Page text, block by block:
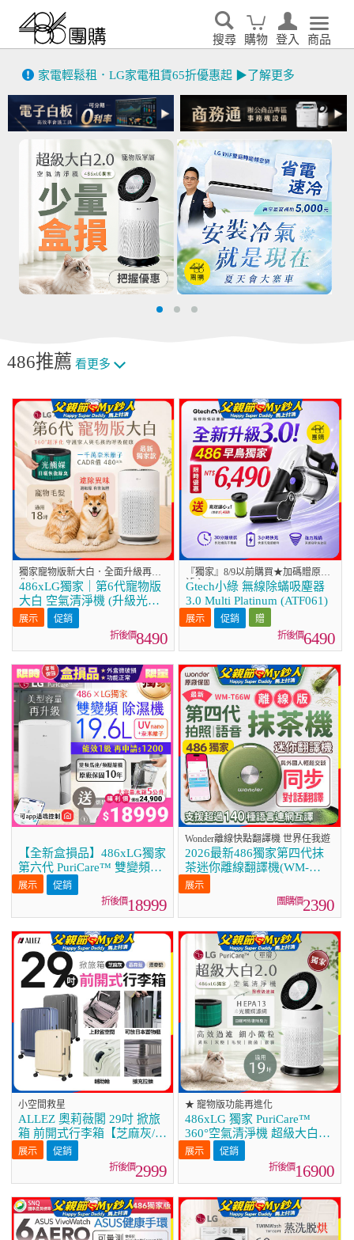
搜尋 購物 登入 商品
家電輕鬆租．LG家電租賃65折優惠起 ▶了解更多
486推薦 看更多
獨家寵物版新大白．全面升級再進
化！
486xLG獨家｜第6代寵物版
大白 空氣清淨機 (升級光觸
媒濾網) AS601HC70
促銷
8490
『獨家』8/9以前購買★加碼贈原廠
濾心★
Gtech小綠 無線除蟎吸塵器
3.0 Multi Platinum (ATF061)
促銷
6490
【全新盒損品】486xLG獨家
第六代 PuriCare™ 雙變頻除
濕機19.6公升 時尚款 白色
DD201MWE0
促銷
18999
Wonder離線快點翻譯機 世界任我遊
2026最新486獨家第四代抹
茶迷你離線翻譯機(WM-
T66W)
2390
小空間救星
ALLEZ 奧莉薇閣 29吋 掀旅
箱 前開式行李箱【芝麻灰/暮
霧藍/燕麥奶】
促銷
2999
★ 寵物版功能再進化
486xLG 獨家 PuriCare™
360°空氣清淨機 超級大白
2.0 (單層寵物版)
AS651DWS0
促銷
16900